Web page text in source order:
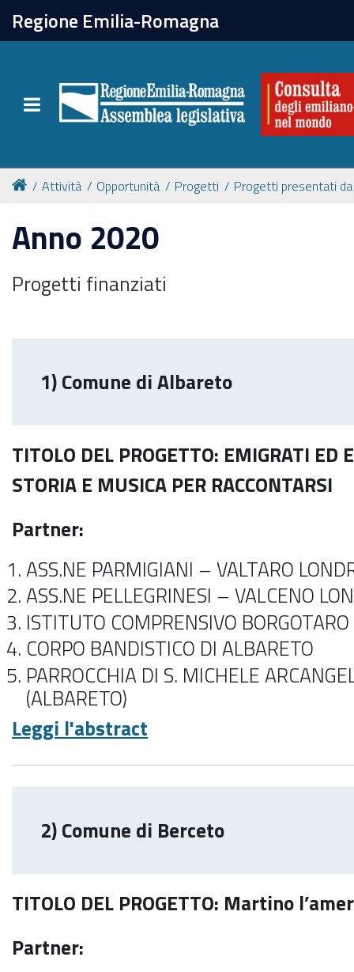
Regione Emilia-Romagna
Toggle navigation
chiudi
Attività
Per chi vive all'estero
Newsletter
Attività Opportunità Progetti Progetti presentati
Anno 2020
Progetti finanziati
1) Comune di Albareto
TITOLO DEL PROGETTO: EMIGRATI ED
STORIA E MUSICA PER RACCONTARSI
Partner:
ASS.NE PARMIGIANI – VALTARO
ASS.NE PELLEGRINESI – VALCENO
ISTITUTO COMPRENSIVO BORGOTARO
CORPO BANDISTICO DI ALBARETO
PARROCCHIA DI S. MICHELE
(ALBARETO)
Leggi l'abstract
2) Comune di Berceto
TITOLO DEL PROGETTO: Martino
Partner: